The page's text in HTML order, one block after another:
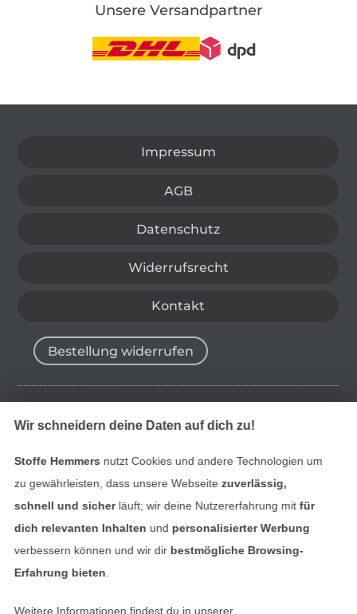
Unsere Versandpartner
Impressum
AGB
Datenschutz
Widerrufsrecht
Kontakt
Bestellung widerrufen
Finde mehr Inspiration
Wir schneidern deine Daten auf dich zu!
Stoffe Hemmers nutzt Cookies und andere Technologien um
zu gewährleisten, dass unsere Webseite zuverlässig,
schnell und sicherläuft; wir deine Nutzererfahrung mitfür
dich relevanten Inhalten und personalisierter Werbung
verbessern können und wir dir bestmögliche Browsing-
Erfahrung bieten
Weitere Informationen findest du in unserer